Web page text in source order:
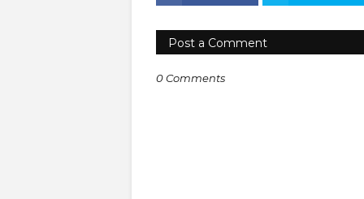
Post a Comment
0 Comments